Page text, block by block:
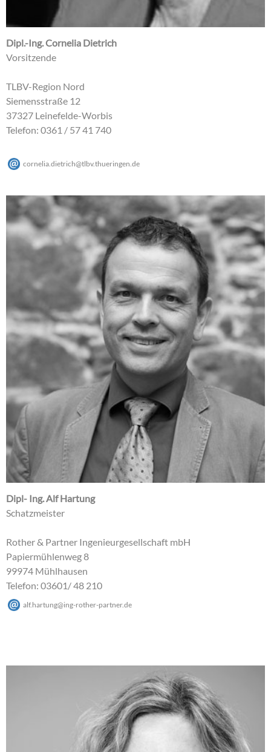
Dipl.-Ing. Cornelia Dietrich
Vorsitzende
TLBV-Region Nord
Siemensstraße 12
37327 Leinefelde-Worbis
Telefon: 0361 / 57 41 740
cornelia.dietrich@tlbv.thueringen de
Dipl- Ing. Alf Hartung
Schatzmeister
Rother & Partner Ingenieurgesellschaft mbH
Papiermühlenweg 8
99974 Mühlhausen
Telefon: 03601/ 48 210
alf.hartung@ing-rother-partner.de